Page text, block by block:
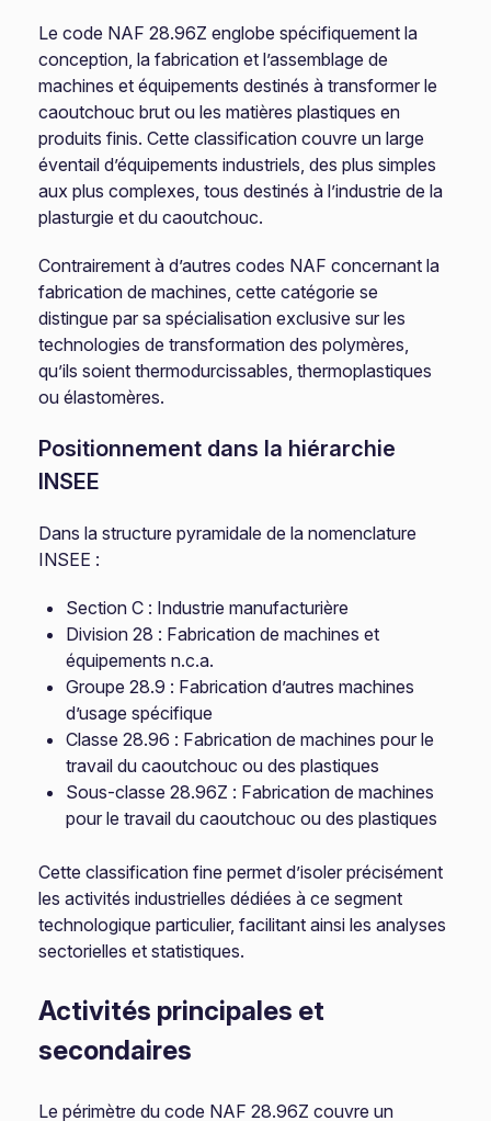
Le code NAF 28.96Z englobe spécifiquement la
conception, la fabrication et l’assemblage de
machines et équipements destinés à transformer le
caoutchouc brut ou les matières plastiques en
produits finis. Cette classification couvre un large
éventail d’équipements industriels, des plus simples
aux plus complexes, tous destinés à l’industrie de la
plasturgie et du caoutchouc.
Contrairement à d’autres codes NAF concernant la
fabrication de machines, cette catégorie se
distingue par sa spécialisation exclusive sur les
technologies de transformation des polymères,
qu’ils soient thermodurcissables, thermoplastiques
ou élastomères.
Positionnement dans la hiérarchie
INSEE
Dans la structure pyramidale de la nomenclature
INSEE :
Section C : Industrie manufacturière
Division 28 : Fabrication de machines et
équipements n.c.a.
Groupe 28.9 : Fabrication d’autres machines
d’usage spécifique
Classe 28.96 : Fabrication de machines pour le
travail du caoutchouc ou des plastiques
Sous-classe 28.96Z : Fabrication de machines
pour le travail du caoutchouc ou des plastiques
Cette classification fine permet d’isoler précisément
les activités industrielles dédiées à ce segment
technologique particulier, facilitant ainsi les analyses
sectorielles et statistiques.
Activités principales et
secondaires
Le périmètre du code NAF 28.96Z couvre un